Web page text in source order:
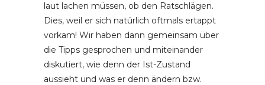
laut lachen müssen, ob den Ratschlägen.
Dies, weil er sich natürlich oftmals ertappt
vorkam! Wir haben dann gemeinsam über
die Tipps gesprochen und miteinander
diskutiert, wie denn der Ist-Zustand
aussieht und was er denn ändern bzw.